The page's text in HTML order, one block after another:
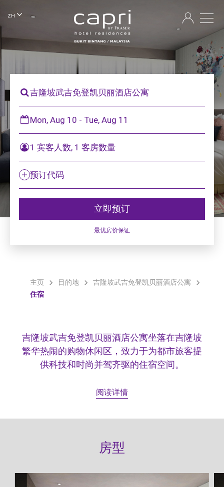
ZH
吉隆坡武吉免登凯贝丽酒店公寓
Mon, Aug 10 - Tue, Aug 11
1 宾客人数, 1 客房数量
预订代码
立即预订
最优房价保证
主页 目的地
吉隆坡武吉免登凯贝丽酒店公寓
住宿
吉隆坡武吉免登凯贝丽酒店公寓坐落在吉隆坡
繁华热闹的购物休闲区，致力于为都市旅客提
供科技和时尚并驾齐驱的住宿空间。
阅读详情
房型